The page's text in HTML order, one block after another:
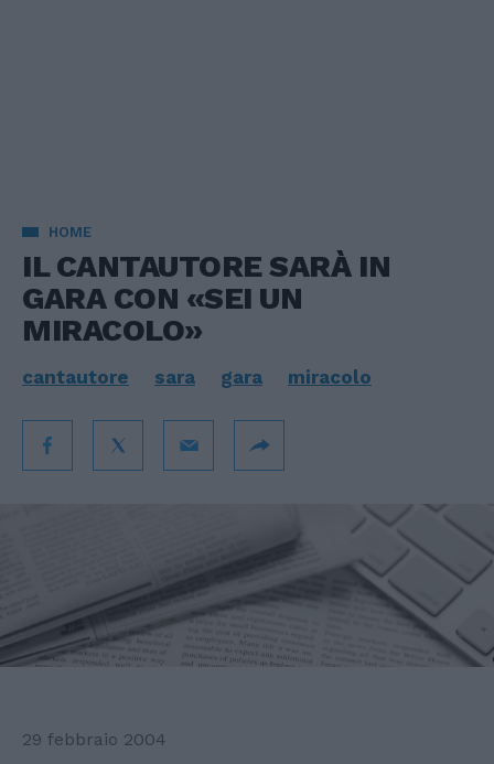
HOME
IL CANTAUTORE SARÀ IN
GARA CON «SEI UN
MIRACOLO»
cantautore sara gara miracolo
29 febbraio 2004